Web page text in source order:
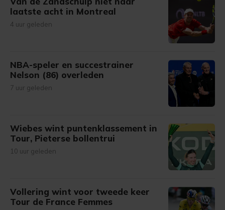
laatste acht in Montreal
4 uur geleden
NBA-speler en succestrainer
Nelson (86) overleden
7 uur geleden
Wiebes wint puntenklassement in
Tour, Pieterse bollentrui
10 uur geleden
Vollering wint voor tweede keer
Tour de France Femmes